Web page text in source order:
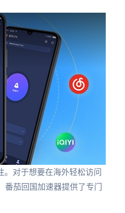
对于想要在海外轻松访问
茄回国加速器提供了专门